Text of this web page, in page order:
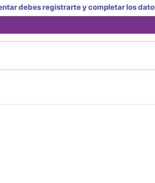
debes registrarte y completar los